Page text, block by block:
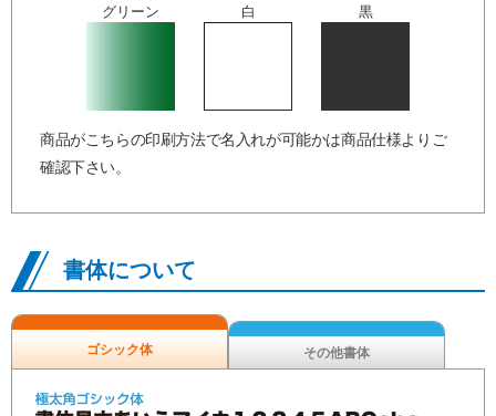
グリーン
白 黒
商品がこちらの印刷方法で名入れが可能かは商品仕様よりご
確認下さい。
書体について
ゴシック体 その他書体